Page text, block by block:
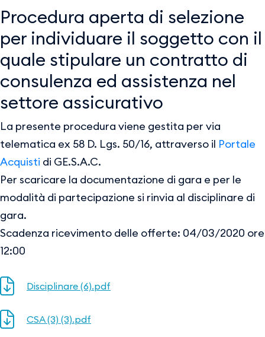
Procedura aperta di selezione
per individuare il soggetto con il
quale stipulare un contratto di
consulenza ed assistenza nel
settore assicurativo
La presente procedura viene gestita per via
telematica ex 58 D. Lgs. 50/16, attraverso il Portale
Acquisti di GE.S.A.C.
Per scaricare la documentazione di gara e per le
modalità di partecipazione si rinvia al disciplinare di
gara.
Scadenza ricevimento delle offerte: 04/03/2020 ore
12:00
Disciplinare (6).pdf
CSA (3) (3).pdf